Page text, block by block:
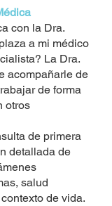
con la Dra.
a mi médico
La Dra.
acompañarle de
de forma
otros
de primera
detallada de
salud
de vida.